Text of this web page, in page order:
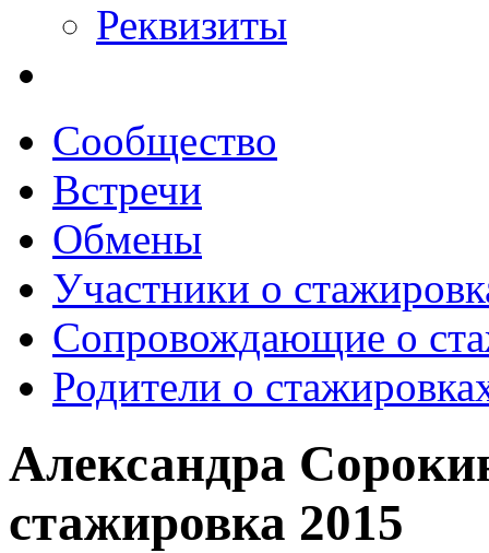
Реквизиты
Сообщество
Встречи
Обмены
Участники о
Сопровождающие о
Родители о
Александра
стажировка 2015